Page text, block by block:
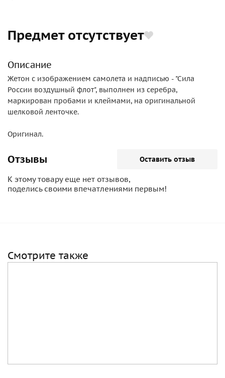
Предмет отсутствует
Описание
Жетон с изображением самолета и надписью - "Сила
России воздушный флот", выполнен из серебра,
маркирован пробами и клеймами, на оригинальной
шелковой ленточке.
Оригинал.
Отзывы Оставить отзыв
К этому товару еще нет отзывов,
поделись своими впечатлениями первым!
Смотрите также